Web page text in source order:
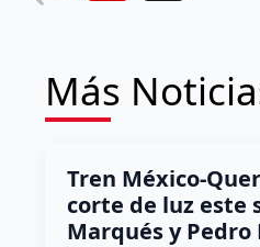
Más
Tren México-
corte de luz este
Marqués y Pedro